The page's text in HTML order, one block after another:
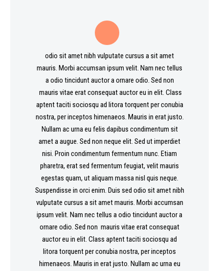
odio sit amet nibh vulputate cursus a sit amet
mauris. Morbi accumsan ipsum velit. Nam nec tellus
a odio tincidunt auctor a ornare odio. Sed non
mauris vitae erat consequat auctor eu in elit. Class
aptent taciti sociosqu ad litora torquent per conubia
nostra, per inceptos himenaeos. Mauris in erat justo.
Nullam ac urna eu felis dapibus condimentum sit
amet a augue. Sed non neque elit. Sed ut imperdiet
nisi. Proin condimentum fermentum nunc. Etiam
pharetra, erat sed fermentum feugiat, velit mauris
egestas quam, ut aliquam massa nisl quis neque.
Suspendisse in orci enim. Duis sed odio sit amet nibh
vulputate cursus a sit amet mauris. Morbi accumsan
ipsum velit. Nam nec tellus a odio tincidunt auctor a
ornare odio. Sed non mauris vitae erat consequat
auctor eu in elit. Class aptent taciti sociosqu ad
litora torquent per conubia nostra, per inceptos
himenaeos. Mauris in erat justo. Nullam ac urna eu